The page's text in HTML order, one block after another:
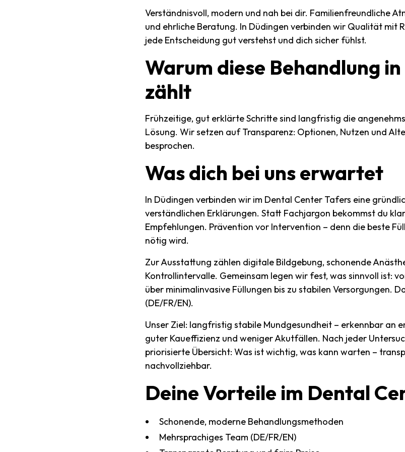
Verständnisvoll, modern und nah bei dir. Familienfreundliche
und ehrliche Beratung. In Düdingen verbinden wir Qualität mit
jede Entscheidung gut verstehst und dich sicher fühlst.
Warum diese Behandlung in
zählt
Frühzeitige, gut erklärte Schritte sind langfristig die
Lösung. Wir setzen auf Transparenz: Optionen, Nutzen und
besprochen.
Wasdich bei unserwartet
In Düdingen verbinden wir im Dental Center Tafers eine
verständlichen Erklärungen. Statt Fachjargon bekommst du
Empfehlungen. Prävention vor Intervention – denn die beste
nötig wird.
Zur Ausstattung zählen digitale Bildgebung, schonende
Kontrollintervalle. Gemeinsam legen wir fest, was sinnvoll ist:
über minimalinvasive Füllungen bis zu stabilen Versorgungen.
(DE/FR/EN).
Unser Ziel: langfristig stabile Mundgesundheit – erkennbar an
guter Kaueffizienz und weniger Akutfällen. Nach jeder
priorisierte Übersicht: Was ist wichtig, was kann warten –
nachvollziehbar.
DeineVorteile im Dental
Schonende, moderne Behandlungsmethoden
Mehrsprachiges Team (DE/FR/EN)